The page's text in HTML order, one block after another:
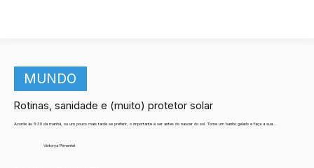
MUNDO
Rotinas, sanidade e (muito) protetor solar
Acorde às 5:30 da manhã, ou um pouco mais tarde se preferir, o importante é ser antes do nascer do sol. Tome um banho gelado e faça a sua...
Victorya Pimentel